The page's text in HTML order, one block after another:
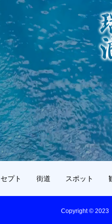
プト 街道 スポット
Copyright ©